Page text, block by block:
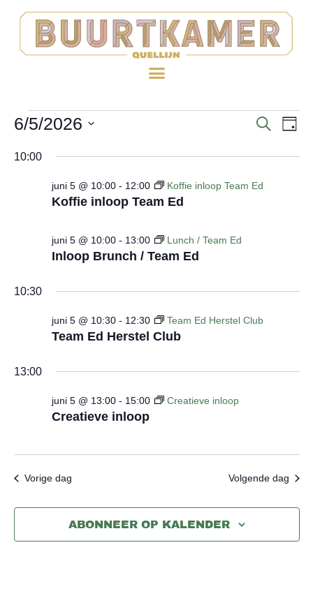
Zoeken
en
DAG
6/5/2026
een
10:00
Koffie inloop Team Ed
juni 5 @ 10:00- 12:00 Koffie inloop Team Ed
Inloop Brunch / Team Ed
juni 5 @ 10:00- 13:00 Lunch / Team Ed
10:30
Team Ed Herstel Club
juni 5 @ 10:30- 12:30 Team Ed Herstel Club
13:00
Creatieve inloop
juni 5 @ 13:00- 15:00 Creatieve inloop
Vorige dag Volgende dag
ABONNEER OP KALENDER